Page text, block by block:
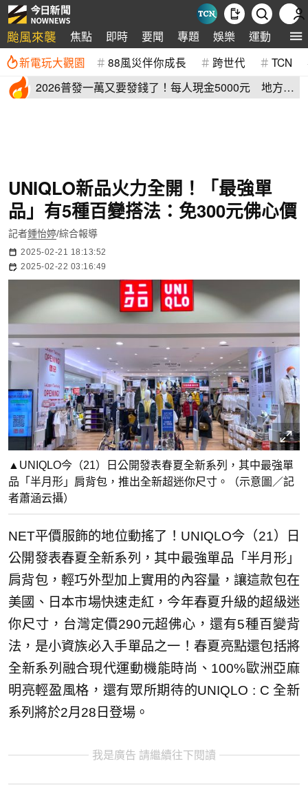
颱風來襲 焦點 即時 要聞 專題 娛樂 運動 全球
新電玩大觀園 88風災伴你成長 跨世代 TCN
2026普發一萬又要發錢了！每人現金5000元 地方加
UNIQLO新品火力全開！「最強單
品」有5種百變搭法：免300元佛心價
記者鍾怡婷/綜合報導
2025-02-21 18:13:52
2025-02-22 03:16:49
▲UNIQLO今（21）日公開發表春夏全新系列，其中最強單
品「半月形」肩背包，推出全新超迷你尺寸。（示意圖／記
者蕭涵云攝）
NET平價服飾的地位動搖了！UNIQLO今（21）日
公開發表春夏全新系列，其中最強單品「半月形」
肩背包，輕巧外型加上實用的內容量，讓這款包在
美國、日本市場快速走紅，今年春夏升級的超級迷
你尺寸，台灣定價290元超佛心，還有5種百變背
法，是小資族必入手單品之一！春夏亮點還包括將
全新系列融合現代運動機能時尚、100%歐洲亞麻
明亮輕盈風格，還有眾所期待的UNIQLO : C 全新
系列將於2月28日登場。
我是廣告 請繼續往下閱讀